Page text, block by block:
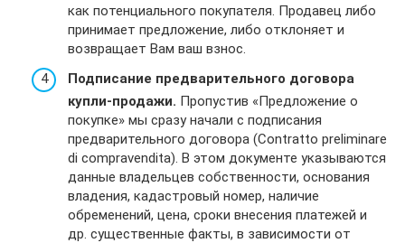
как потенциального покупателя. Продавец либо
принимает предложение, либо отклоняет и
возвращает Вам ваш взнос.
Подписание предварительного договора
купли-продажи. Пропустив «Предложение о
покупке» мы сразу начали с подписания
предварительного договора (Contratto preliminare
di compravendita). В этом документе указываются
данные владельцев собственности, основания
владения, кадастровый номер, наличие
обременений, цена, сроки внесения платежей и
др. существенные факты, в зависимости от